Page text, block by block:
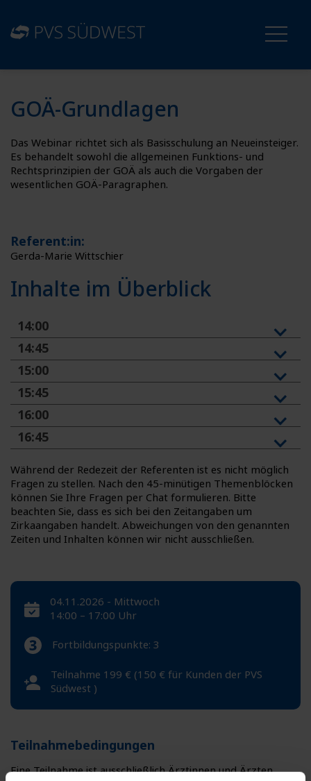
GOÄ-Grundlagen
Das Webinar richtet sich als Basisschulung an Neueinsteiger.
Es behandelt sowohl die allgemeinen Funktions- und
Rechtsprinzipien der GOÄ als auch die Vorgaben der
wesentlichen GOÄ-Paragraphen.
Referent:in:
Gerda-Marie Wittschier
Inhalte im Überblick
14:00
14:45
15:00
15:45
16:00
16:45
Während der Redezeit der Referenten ist es nicht möglich
Fragen zu stellen. Nach den 45-minütigen Themenblöcken
können Sie Ihre Fragen per Chat formulieren. Bitte
beachten Sie, dass es sich bei den Zeitangaben um
Zirkaangaben handelt. Abweichungen von den genannten
Zeiten und Inhalten können wir nicht ausschließen.
04.11.2026 - Mittwoch
14:00 – 17:00 Uhr
Fortbildungspunkte: 3
Teilnahme 199 € (150 € für Kunden der PVS
Südwest )
Teilnahmebedingungen
Eine Teilnahme ist ausschließlich Ärztinnen und Ärzten